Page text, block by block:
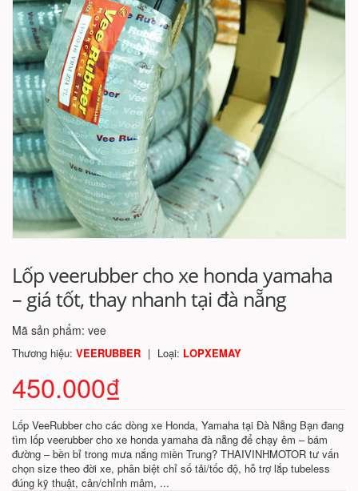
Lốp veerubber cho xe honda yamaha
– giá tốt, thay nhanh tại đà nẵng
Mã sản phẩm: vee
Thương hiệu: VEERUBBER Loại: LOPXEMAY
450.000₫
Lốp VeeRubber cho các dòng xe Honda, Yamaha tại Đà Nẵng Bạn đang
tìm lốp veerubber cho xe honda yamaha đà nẵng để chạy êm – bám
đường – bền bỉ trong mưa nắng miền Trung? THAIVINHMOTOR tư vấn
chọn size theo đời xe, phân biệt chỉ số tải/tốc độ, hỗ trợ lắp tubeless
đúng kỹ thuật, cân/chỉnh mâm, ...